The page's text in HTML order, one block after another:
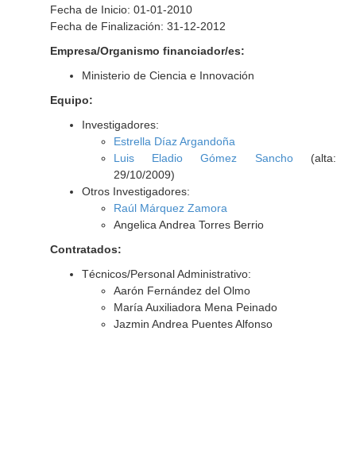
Fecha de Inicio: 01-01-2010
Fecha de Finalización: 31-12-2012
Empresa/Organismo financiador/es:
Ministerio de Ciencia e Innovación
Equipo:
Investigadores:
Estrella Díaz Argandoña
Luis Eladio Gómez Sancho(alta:
29/10/2009)
Otros Investigadores:
Raúl Márquez Zamora
Angelica Andrea Torres Berrio
Contratados:
Técnicos/Personal Administrativo:
Aarón Fernández del Olmo
María Auxiliadora Mena Peinado
Jazmin Andrea Puentes Alfonso